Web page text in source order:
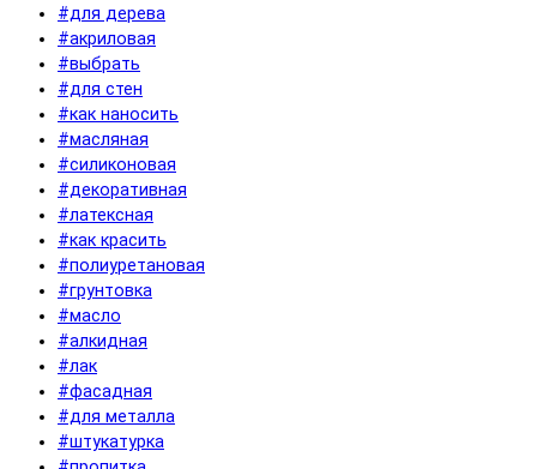
#для дерева
#акриловая
#выбрать
#для стен
#как наносить
#масляная
#силиконовая
#декоративная
#латексная
#как красить
#полиуретановая
#грунтовка
#масло
#алкидная
#лак
#фасадная
#для металла
#штукатурка